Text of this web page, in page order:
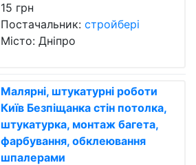
15 грн
Постачальник: стройбері
Місто: Дніпро
Малярні, штукатурні роботи
Київ Безпіщанка стін потолкa,
штукатурка, монтаж багета,
фарбування, обклеювання
шпалерами